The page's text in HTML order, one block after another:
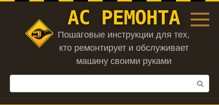
Перейти
АС РЕМОНТА
Пошаговые инструкции для тех,
кто ремонтирует и обслуживает
машину своими руками
Поиск: